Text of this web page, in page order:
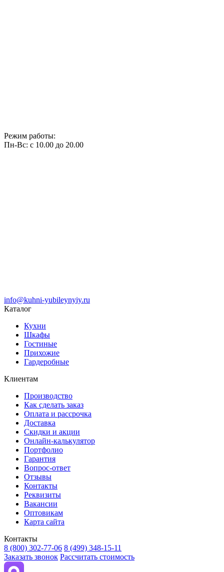
Режим работы:
Пн-Вс: с 10.00 до 20.00
info@kuhni-yubileynyiy.ru
Каталог
Кухни
Шкафы
Гостиные
Прихожие
Гардеробные
Клиентам
Производство
Как сделать заказ
Оплата и рассрочка
Доставка
Скидки и акции
Онлайн-калькулятор
Портфолио
Гарантия
Вопрос-ответ
Отзывы
Контакты
Реквизиты
Вакансии
Оптовикам
Карта сайта
Контакты
8 (800) 302-77-06 8 (499) 348-15-11
Заказать звонок Рассчитать стоимость